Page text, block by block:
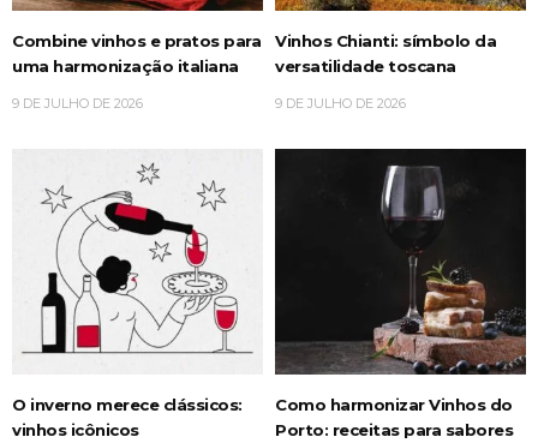
Combine vinhos e pratos para
uma harmonização italiana
9 DE JULHO DE 2026
Vinhos Chianti: símbolo da
versatilidade toscana
9 DE JULHO DE 2026
O inverno merece clássicos:
vinhos icônicos
Como harmonizar Vinhos do
Porto: receitas para sabores